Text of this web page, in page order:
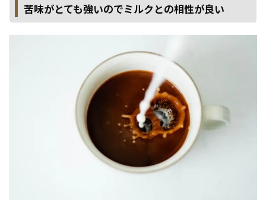
苦味がとても強いのでミルクとの相性が良い